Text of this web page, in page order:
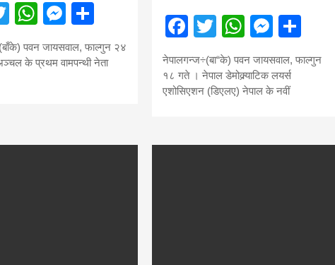
TwitterWhatsApp
Messenger
पवन जायसवाल, फाल्गुन २४
के प्रथम वामपन्थी नेता
Facebook
Twitter
नेपालगन्ज÷(बा“के) पवन जायसवाल, फाल्गुन
१८ गते । नेपाल डेमोक्र्याटिक लयर्स
एशोसिएशन (डिएलए) नेपाल के नवीं